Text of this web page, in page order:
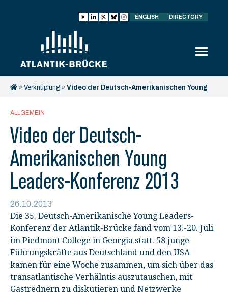
ENGLISH DIRECTORY
» Verknüpfung » Video der Deutsch-Amerikanischen Young
ALLGEMEIN
Video der Deutsch-
Amerikanischen Young
Leaders-Konferenz 2013
26.10.2013
Die 35. Deutsch-Amerikanische Young Leaders-
Konferenz der Atlantik-Brücke fand vom 13.-20. Juli
im Piedmont College in Georgia statt. 58 junge
Führungskräfte aus Deutschland und den USA
kamen für eine Woche zusammen, um sich über das
transatlantische Verhälntis auszutauschen, mit
Gastrednern zu diskutieren und Netzwerke